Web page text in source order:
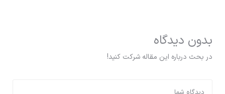
بدون دیدگاه
در بحث درباره این مقاله شرکت کنید!